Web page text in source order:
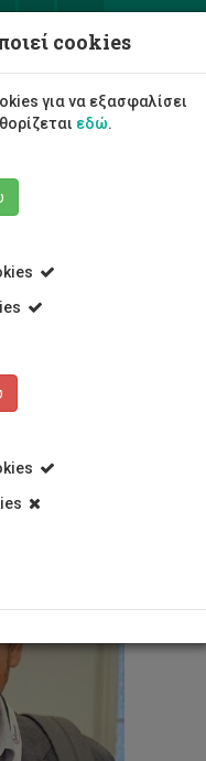
Τεχνολογίας
και Μηχανικών
Προσωπικό
cookies
για να εξασφαλίσει
εδώ.